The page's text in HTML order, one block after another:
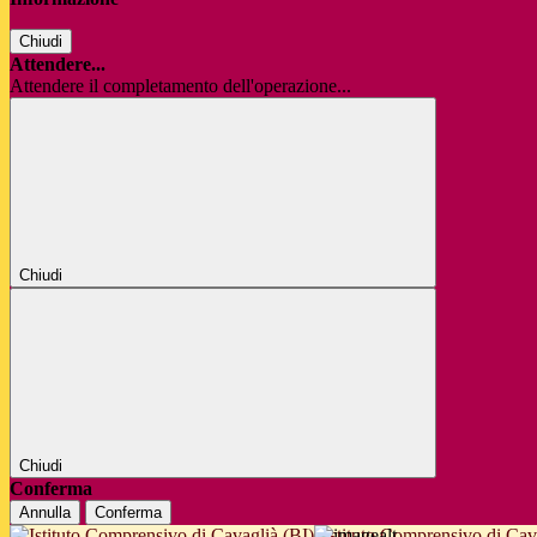
Chiudi
Attendere...
Attendere il completamento dell'operazione...
Chiudi
Chiudi
Conferma
Annulla Conferma